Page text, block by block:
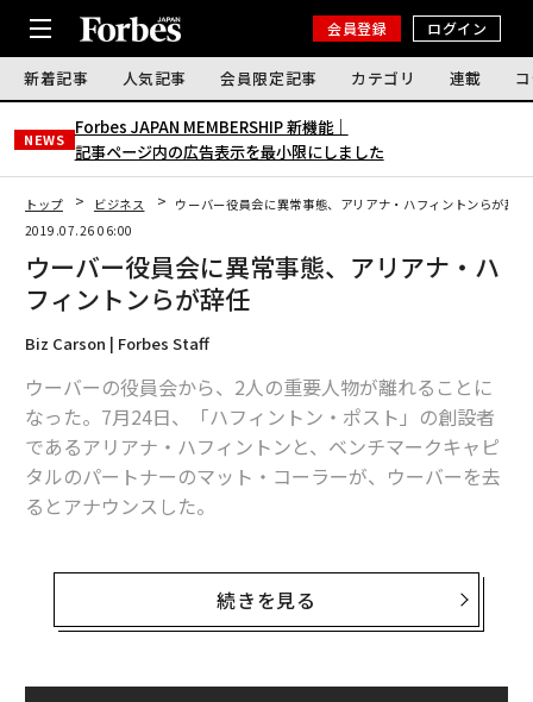
会員登録 ログイン
新着記事 人気記事 会員限定記事 カテゴリ 連載
NEWS
Forbes JAPAN MEMBERSHIP 新機能｜
記事ページ内の広告表示を最小限にしました
トップ ビジネス
ウーバー役員会に異常事態、アリアナ・ハフィントンらが辞任
2019.07.26 06:00
ウーバー役員会に異常事態、アリアナ・ハ
フィントンらが辞任
Biz Carson | Forbes Staff
ウーバーの役員会から、2人の重要人物が離れることに
なった。7月24日、「ハフィントン・ポスト」の創設者
であるアリアナ・ハフィントンと、ベンチマークキャピ
タルのパートナーのマット・コーラーが、ウーバーを去
るとアナウンスした。
ウーバーからは今年5月末にも、同社の初期従業員でビ
リオネアのライアン・グレーブズが役員を辞任してい
た。同社の役員会には現在、9人が残っている。前CEO
ャレット・キャンプ、ロナルド・シュガー会長らだ。
続きを見る